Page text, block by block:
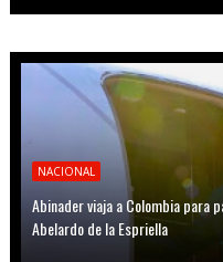
NACIONAL
Abinader viaja a Colombia para
Abelardo de la Espriella